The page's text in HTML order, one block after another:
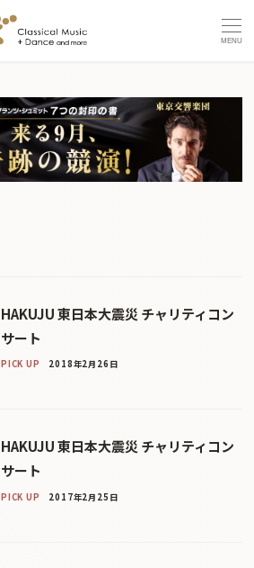
MENU
HAKUJU 東日本大震災 チャリティコン
サート
PICK UP 2018年2月26日
HAKUJU 東日本大震災 チャリティコン
サート
PICK UP 2017年2月25日